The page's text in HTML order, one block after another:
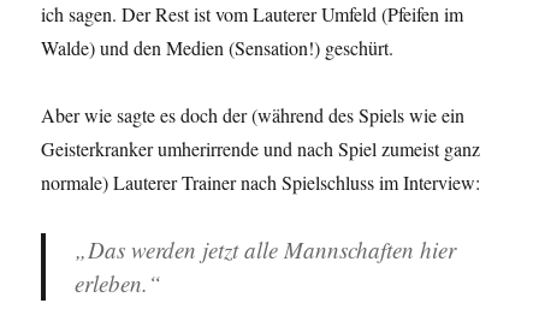
ich sagen. Der Rest ist vom Lauterer Umfeld (Pfeifen im
Walde) und den Medien (Sensation!) geschürt.
Aber wie sagte es doch der (während des Spiels wie ein
Geisterkranker umherirrende und nach Spiel zumeist ganz
normale) Lauterer Trainer nach Spielschluss im Interview:
„Das werden jetzt alle Mannschaften hier
erleben.“